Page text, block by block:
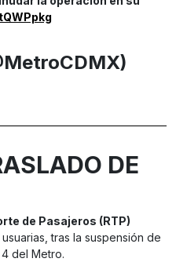
DE
de Pasajeros (RTP)
tras la suspensión de
del Metro.